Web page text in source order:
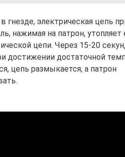
гнезде, электрическая цепь
нажимая на патрон, утопляет
цепи. Через 15-20
достижении достаточной
цепь размыкается, а патрон